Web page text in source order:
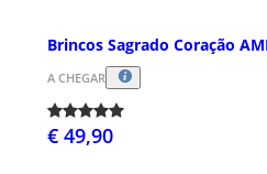
Brincos Sagrado Coração
A CHEGAR
€ 49,90